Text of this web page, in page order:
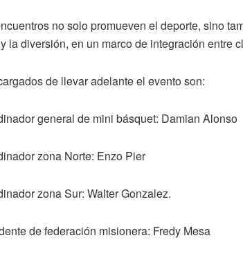
no solo promueven el deporte, sino
la diversión, en un marco de integración entre
de llevar adelante el evento son:
general de mini básquet: Damian Alonso
zona Norte: Enzo Pier
zona Sur: Walter Gonzalez.
de federación misionera: Fredy Mesa